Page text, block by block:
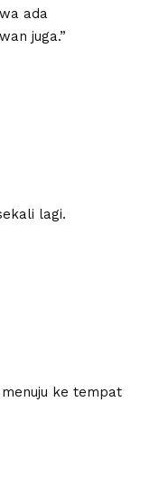
ada
juga.”
lagi.
ke tempat